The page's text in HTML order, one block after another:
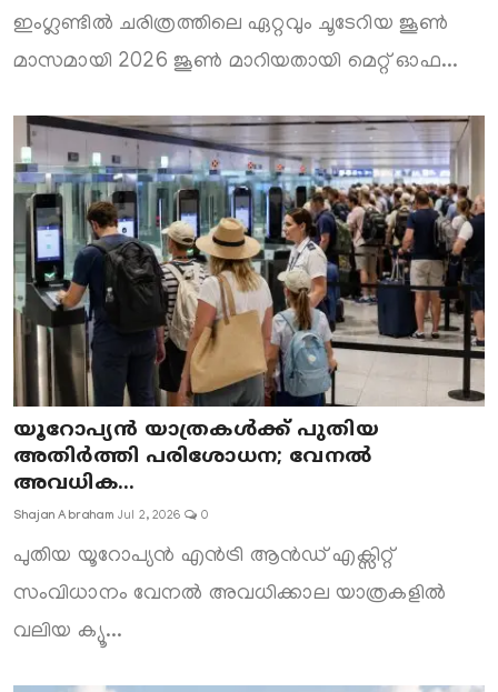
ഇംഗ്ലണ്ടിൽ ചരിത്രത്തിലെ ഏറ്റവും ചൂടേറിയ ജൂൺ
മാസമായി 2026 ജൂൺ മാറിയതായി മെറ്റ് ഓഫ...
യൂറോപ്യൻ യാത്രകൾക്ക് പുതിയ
അതിർത്തി പരിശോധന; വേനൽ
അവധിക...
Shajan Abraham Jul 2, 2026 0
പുതിയ യൂറോപ്യൻ എൻട്രി ആൻഡ് എക്സിറ്റ്
സംവിധാനം വേനൽ അവധിക്കാല യാത്രകളിൽ
വലിയ ക്യൂ...